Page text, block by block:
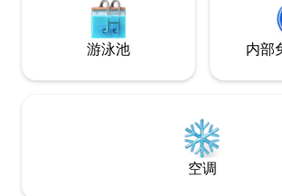
游泳池 内部
空调